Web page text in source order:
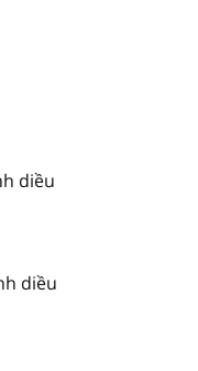
diều
diều